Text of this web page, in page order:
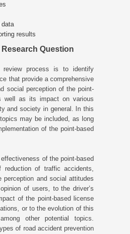
data
results
Question
process is to identify
that provide a comprehensive
social perception of the point-
well as its impact on various
and society in general. In this
may be included, as long
of the point-based
of the point-based
reduction of traffic accidents,
and social attitudes
of users, to the driver’s
of the point-based license
or to the evolution of this
other potential topics.
of road accident prevention